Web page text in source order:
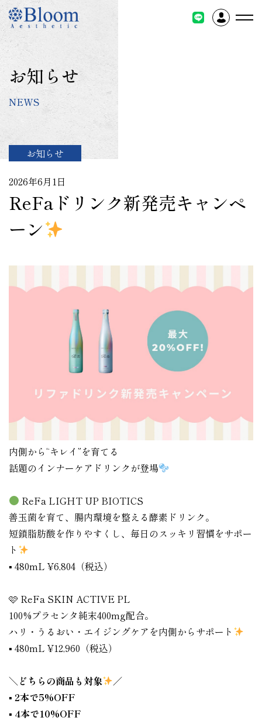
コ
テ
ン
ツ
に
キ
お知らせ
NEWS
お知らせ
2026年6月1日
ReFaドリンク新発売キャンペ
ーン
内側から“キレイ”を育てる
話題のインナーケアドリンクが登場
ReFa LIGHT UP BIOTICS
善玉菌を育て、腸内環境を整える酵素ドリンク。
短鎖脂肪酸を作りやすくし、毎日のスッキリ習慣をサポー
ト
▪︎ 480mL ¥6,804（税込）
🩷 ReFa SKIN ACTIVE PL
100%プラセンタ純末400mg配合。
ハリ・うるおい・エイジングケアを内側からサポート
▪︎ 480mL ¥12,960（税込）
＼どちらの商品も対象
／
▪︎ 2本で5%OFF
▪︎ 4本で10%OFF